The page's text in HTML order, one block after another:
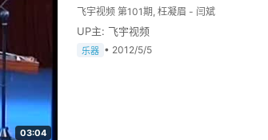
03:04
飞宇视频 第101期, 枉凝眉 - 闫斌
UP主: 飞宇视频
乐器 • 2012/5/5